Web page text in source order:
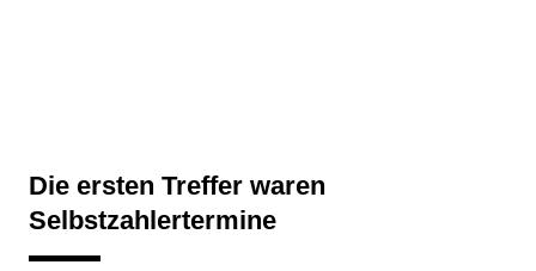
Die ersten Treffer waren
Selbstzahlertermine